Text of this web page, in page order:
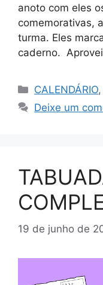
anoto com eles
comemorativas,
turma. Eles
caderno.
CALENDÁRIO,
Deixe um
19 de junho de